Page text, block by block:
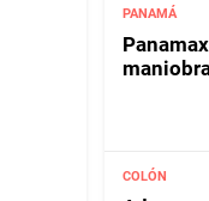
PANAMÁ
COLÓN